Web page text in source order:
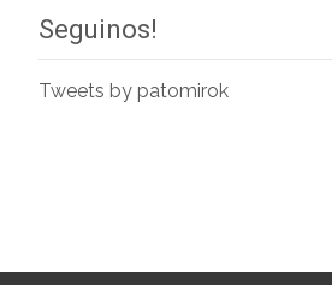
Seguinos!
Tweets by patomirok